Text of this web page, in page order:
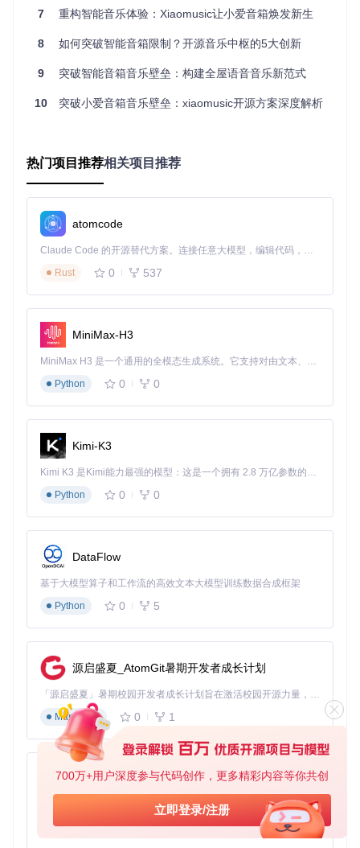
700万+用户深度参与代码创作，更多精彩内容等你共创
立即登录/注册
的音乐播放软件，并配置相应的网络参数。以下是一个简单的
Docker Compose配置示例，用于多节点部署：
services:
image: hanxi/xiaomusic
- /local/music:/app/music
deploy:
placement:
容器网络配置的5个实用技巧
选择合适的网络模式
模式或overlay模式。桥接模式适合简单的单节点部署，ho
点部署。
配置端口映射：确保容器内的服务端口正确映射到主机，
以便外部设备能够访问。例如，将容器的8090端口映射到
主机的8090端口。
设置静态IP：为容器分配静态IP地址，避免因IP变化导致
的连接问题。可以在Docker Compose配置中指定IP地
使用网络别名：为容器设置易于识别的网络别名，方便在
其他容器或设备中引用。
配置网络安全策略：限制容器的网络访问权限，只开放必
要的端口和服务，提高系统安全性。
智能家居音乐设备兼容性配置技巧
不同的智能家居音乐设备在功能和兼容性方面存在差异，以下
是常见设备的兼容性矩阵及配置建议：
设备
型号
核心功能支
持
配置要点
L06A/
L07A
完整播放控
制、语音交
互
开启设备发现功能
S12系
基础播放、
音量调节
配置固定IP，关闭不
卧室辅助
LX5A/
语音优化、
度，选择合适的音效
模式
书房个人
使用
开启屏幕常亮，调整 厨房、健
7 重构智能音乐体验：Xiaomusic让小爱音箱焕发新生
8 如何突破智能音箱限制？开源音乐中枢的5大创新
9 突破智能音箱音乐壁垒：构建全屋语音音乐新范式
10 突破小爱音箱音乐壁垒：xiaomusic开源方案深度解析
热门项目推荐相关项目推荐
atomcode
Claude Code 的开源替代方案。连接任意大模型，编辑代码，运行命令，自动验证 — 全自动执行。用 Rust 构建，极致性能。 ｜ An open-source alternative to Claude Code. Connect any LLM, edit code, run commands, and verify changes — autonomously. Built in Rust for speed. Get Started
Rust
0 537
MiniMax-H3
MiniMax H3 是一个通用的全模态生成系统。它支持对由文本、图像、视频和音频组成的多模态上下文进行统一理解，并能生成分辨率高达 2K、时长可达 15 秒的带原生立体声音频的视频。得益于面向任务泛化的系统设计，H3 在预训练阶段就已具备广泛的多模态上下文理解与生成能力，能够出色地执行复杂的多模态指令。
Python
0 0
Kimi-K3
Kimi K3 是Kimi能力最强的模型：这是一个拥有 2.8 万亿参数的混合专家（MoE）模型，具备原生视觉理解能力，并支持 100 万 token 的上下文窗口。
Python
0 0
DataFlow
基于大模型算子和工作流的高效文本大模型训练数据合成框架
Python
0 5
源启盛夏_AtomGit暑期开发者成长计划
「源启盛夏」暑期校园开发者成长计划旨在激活校园开源力量，通过积分激励、认证扶持、资源倾斜等形式，引导高校组织和开发者完成「入驻 — 建项目 — 做贡献 — 获认证 — 得资源」的完整闭环。无论你是想带领社团入驻平台的组织者，还是希望用代码贡献证明自己的开发者，都能在这里找到属于你的成长路径。
Markdown
0 1
py-xiaozhi
基于Python的Xiaozhi AI，适用于想要完整Xiaozhi体验而无需拥有专用硬件的用户。
Python
0 1